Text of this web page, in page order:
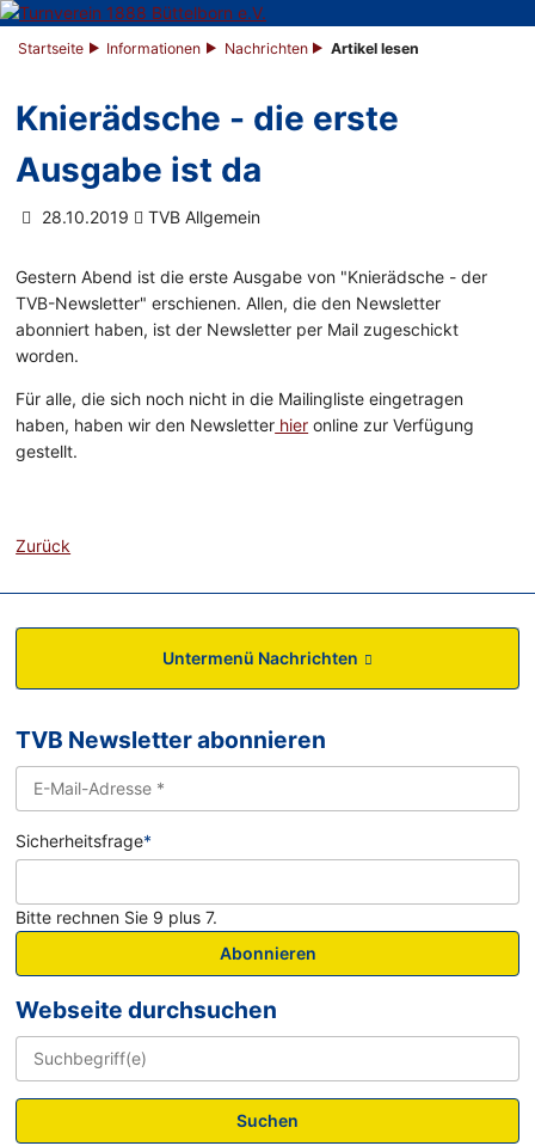
Startseite Informationen Nachrichten Artikel lesen
Knierädsche - die erste
Ausgabe ist da
28.10.2019 TVB Allgemein
Gestern Abend ist die erste Ausgabe von "Knierädsche - der
TVB-Newsletter" erschienen. Allen, die den Newsletter
abonniert haben, ist der Newsletter per Mail zugeschickt
worden.
Für alle, die sich noch nicht in die Mailingliste eingetragen
haben, haben wir den Newsletter hier online zur Verfügung
gestellt.
Zurück
Untermenü Nachrichten
TVB Newsletter abonnieren
Sicherheitsfrage*
Bitte rechnen Sie 9 plus 7.
Abonnieren
Webseite durchsuchen
Suchen